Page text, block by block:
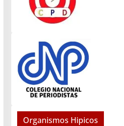
Organismos Hipicos